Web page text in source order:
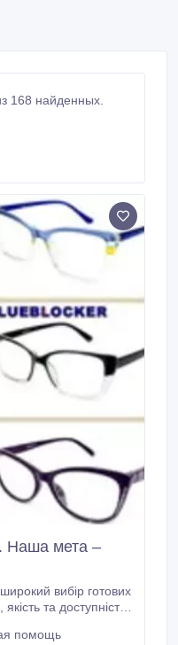
168 найденных.
Наша мета –
вибір готових
помощь